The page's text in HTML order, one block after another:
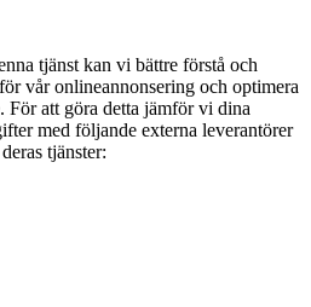
tjänst kan vi bättre förstå och
vår onlineannonsering och optimera
För att göra detta jämför vi dina
med följande externa leverantörer
tjänster: